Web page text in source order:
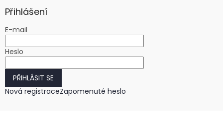
Přihlášení
E-mail
Heslo
PŘIHLÁSIT SE
Nová registraceZapomenuté heslo